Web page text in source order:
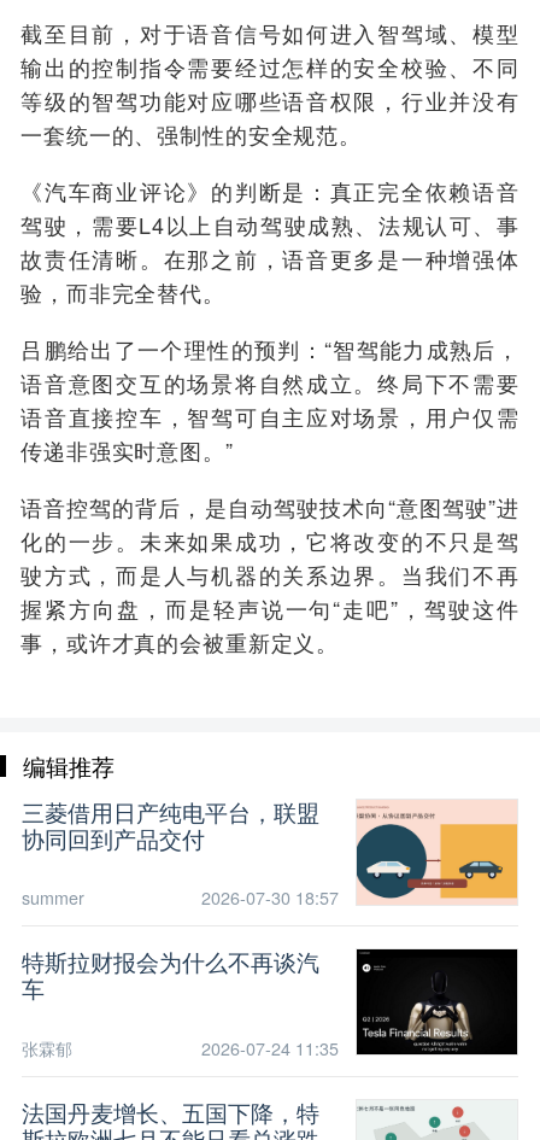
截至目前，对于语音信号如何进入智驾域、模型
输出的控制指令需要经过怎样的安全校验、不同
等级的智驾功能对应哪些语音权限，行业并没有
一套统一的、强制性的安全规范。
《汽车商业评论》的判断是：真正完全依赖语音
驾驶，需要L4以上自动驾驶成熟、法规认可、事
故责任清晰。在那之前，语音更多是一种增强体
验，而非完全替代。
吕鹏给出了一个理性的预判：“智驾能力成熟后，
语音意图交互的场景将自然成立。终局下不需要
语音直接控车，智驾可自主应对场景，用户仅需
传递非强实时意图。”
语音控驾的背后，是自动驾驶技术向“意图驾驶”进
化的一步。未来如果成功，它将改变的不只是驾
驶方式，而是人与机器的关系边界。当我们不再
握紧方向盘，而是轻声说一句“走吧”，驾驶这件
事，或许才真的会被重新定义。
编辑推荐
三菱借用日产纯电平台，联盟
协同回到产品交付
summer 2026-07-30 18:57
特斯拉财报会为什么不再谈汽
车
张霖郁 2026-07-24 11:35
法国丹麦增长、五国下降，特